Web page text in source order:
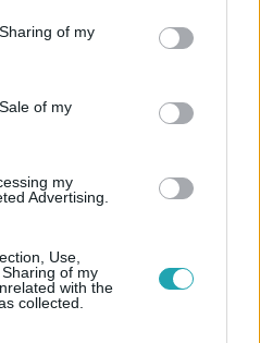
behaviour. You may click to
and its third-party tags to
purposes in below Google
of my
of my
my
Advertising.
Use,
of my
with the
collected.
és unokáját
aki teherautójával elgázolt
tavaly januárban az